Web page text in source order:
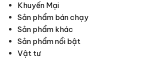
Khuyến Mại
Sản phẩm bán chạy
Sản phẩm khác
Sản phẩm nổi bật
Vật tư